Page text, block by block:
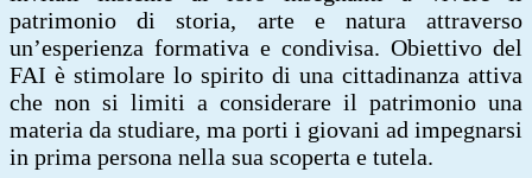
patrimonio di storia, arte e natura attraverso
un’esperienza formativa e condivisa. Obiettivo del
FAI è stimolare lo spirito di una cittadinanza attiva
che non si limiti a considerare il patrimonio una
materia da studiare, ma porti i giovani ad impegnarsi
in prima persona nella sua scoperta e tutela.